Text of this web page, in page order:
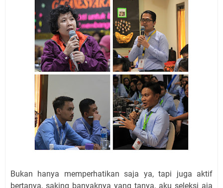
Bukan hanya memperhatikan saja ya, tapi juga aktif
bertanya, saking banyaknya yang tanya, aku seleksi aja